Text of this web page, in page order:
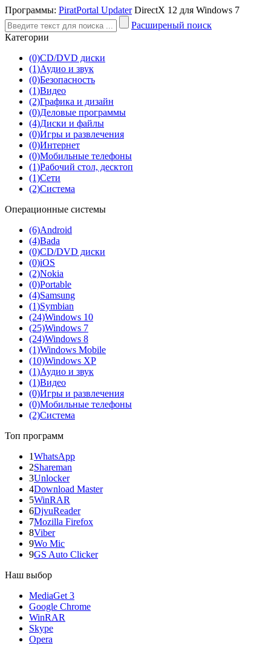
Программы: PiratPortal Updater DirectX 12 для Windows 7
Расширеный поиск
Категории
(0)CD/DVD диски
(1)Аудио и звук
(0)Безопасность
(1)Видео
(2)Графика и дизайн
(0)Деловые программы
(4)Диски и файлы
(0)Игры и развлечения
(0)Интернет
(0)Мобильные телефоны
(1)Рабочий стол, десктоп
(1)Сети
(2)Система
Операционные системы
(6)Android
(4)Bada
(0)CD/DVD диски
(0)iOS
(2)Nokia
(0)Portable
(4)Samsung
(1)Symbian
(24)Windows 10
(25)Windows 7
(24)Windows 8
(1)Windows Mobile
(10)Windows XP
(1)Аудио и звук
(1)Видео
(0)Игры и развлечения
(0)Мобильные телефоны
(2)Система
Топ программ
1WhatsApp
2Shareman
3Unlocker
4Download Master
5WinRAR
6DjvuReader
7Mozilla Firefox
8Viber
9Wo Mic
9GS Auto Clicker
Наш выбор
MediaGet 3
Google Chrome
WinRAR
Skype
Opera